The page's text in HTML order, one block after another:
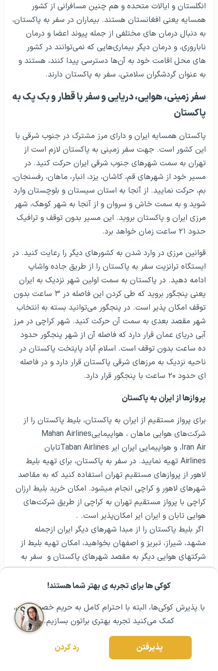
کوکی ها برای تجربه ی بهتر شما هستند!
با پذیرش کوکی‌ها، البته با احترام کامل به حریم خصوصیتون،
کمک می‌کنید تجربه بهتری براتون بسازیم.
پذیرفتن رد کردن
مشــاوره اولیه رایگان: ۰۲۱ ۴۳۰۰۰ ۰۲۱ رزرو مشاوره تخصصی
انگلستان و ایالات متحده و هم چنین مسافرانی از کشور
همسایه یعنی افغانستان هستند. بیماران در سفر به پاکستان،
به دنبال درمان های مختلفی از جمله پیوند اعضا و درمان
ناباروری، و درمان دیگر بیماری‌هایی که نمی‌توانند در کشور
های محل اقامت خود به آن‌ها دسترسی پیدا کنند، هستند و
به عنوان گردشگران سلامتی، سفر به پاکستان دارند.
سفر زمینی، هوایی، دریایی و سفر با قطار و بک پک به
پاکستان
پاکستان همسایه ایران و دارای مرز مشترک در جنوب شرقی با
این کشور است. جهت سفر زمینی به پاکستان لازم است از
تهران به سمت شهرهای جنوب شرقی ایران حرکت کنید. در
مسیر خود از شهرهای قم، کاشان، یزد، انبار، ماهان، رفسنجان،
بم، حرکت نمایید. از آنجا به استان سیستان و بلوچستان وارد
شوید و به سمت خاش و سروان و از آنجا به شهر کوهک، شهر
مرزی ایران و پاکستان بروید. این مسیر بدون توقف و ترافیک
حدود ۲۱ ساعت زمان خواهد برد.
قوانین مرزی در وارد شدن به کشورهای دیگر را رعایت کنید. در
ایستگاه ترانزیت سفر به پاکستان را از طریق جاده واشاپ
ادامه دهید. در پاکستان به سمت اولین شهر نزدیک به ایران
یعنی پنجگور بروید که طی کردن این فاصله در ۳ ساعت بدون
توقف امکان پذیر است. در پنجگور می‌توانید بسته به انتخاب
شهر مقصد بعدی به سمت آن حرکت کنید. شهر کراچی در مرز
آبی دریای عمان قرار دارد که فاصله آن از شهر پنجگور حدود
ده ساعت بدون توقف است. اسلام آباد پایتخت پاکستان در
ناحیه نزدیک به مرزهای شرقی پاکستان قرار دارد و در فاصله
ای حدود ۲۰ ساعت با پنجگور قرار دارد.
پروازها از ایران به پاکستان
برای پرواز مستقیم از ایران به پاکستان، بلیط پاکستان را از
شرکت­‌های هوایی ماهان
Mahan Airlines، هواپیمایی
تابانTaban Airlines ، و هواپیمایی ایران ایرIran Air
Airlines تهیه نمایید. در سفر به پاکستان، برای تهیه بلیط
لاهور از پروازهای مستقیم تهران استفاده کنید که به مقاصد
شهرهای لاهور و کراچی انجام می­شود. امکان خرید بلیط ارزان
کراچی با پرواز مستقیم تهران به کراچی از طریق شرکت‌های
هوایی تابان و ایران ایر امکان‌پذیر است. .
اگر بلیط پاکستان را از مبدا شهرهای دیگر ایران ازجمله
مشهد، شیراز، تبریز و اصفهان بخواهید، امکان تهیه بلیط از
شرکتهای هوایی دیگر به مقصد شهرهای پاکستان و سفر به
لاهور ، وجود دارد ولی پرواز با توقف انجام می­گیرد. شرکت
هوایی اماراتEmirates Airlinesاز تهران و مشهد با یک
شرکت هواپیمایی ترکیش ایرلاینز Turkish Airlines، از
شهرهای اصفهان، اهواز، تبریز، تهران، شیراز و مشهد به سمت
پاکستان با یک توقف در استانبول پرواز وجود دارد.
از شهرهای تهران، شیراز و مشهد توسط شرکت­ هوایی قطر